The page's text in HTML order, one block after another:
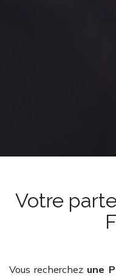
Votre
Vous recherchez une